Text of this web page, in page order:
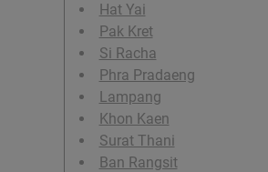
Hat Yai
Pak Kret
Si Racha
Phra Pradaeng
Lampang
Khon Kaen
Surat Thani
Ban Rangsit